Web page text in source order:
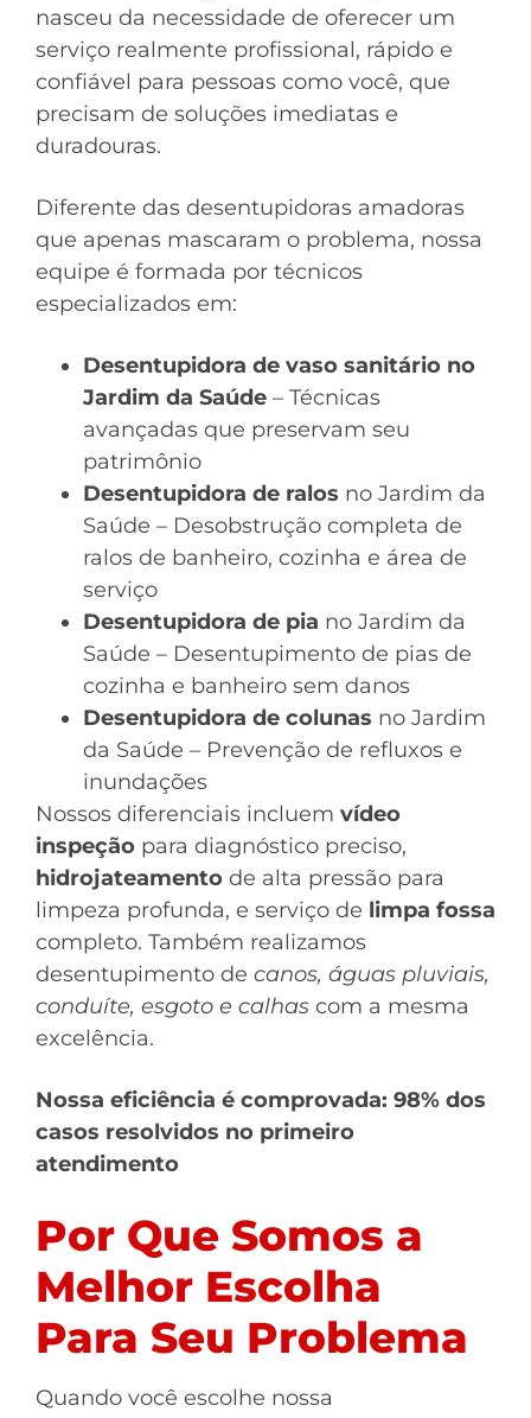
nasceu da necessidade de oferecer um
serviço realmente profissional, rápido e
confiável para pessoas como você, que
precisam de soluções imediatas e
duradouras.
Diferente das desentupidoras amadoras
que apenas mascaram o problema, nossa
equipe é formada por técnicos
especializados em:
Desentupidora de vaso sanitário no
Jardim da Saúde – Técnicas
avançadas que preservam seu
patrimônio
Desentupidora de ralos no Jardim da
Saúde – Desobstrução completa de
ralos de banheiro, cozinha e área de
serviço
Desentupidora de pia no Jardim da
Saúde – Desentupimento de pias de
cozinha e banheiro sem danos
Desentupidora de colunas no Jardim
da Saúde – Prevenção de refluxos e
inundações
Nossos diferenciais incluem vídeo
inspeção para diagnóstico preciso,
hidrojateamento de alta pressão para
limpeza profunda, e serviço de limpa fossa
completo. Também realizamos
desentupimento de canos, águas pluviais,
conduíte, esgoto e calhas com a mesma
excelência.
Nossa eficiência é comprovada: 98% dos
casos resolvidos no primeiro
atendimento
Por Que Somos a
Melhor Escolha
Para Seu Problema
Quando você escolhe nossa